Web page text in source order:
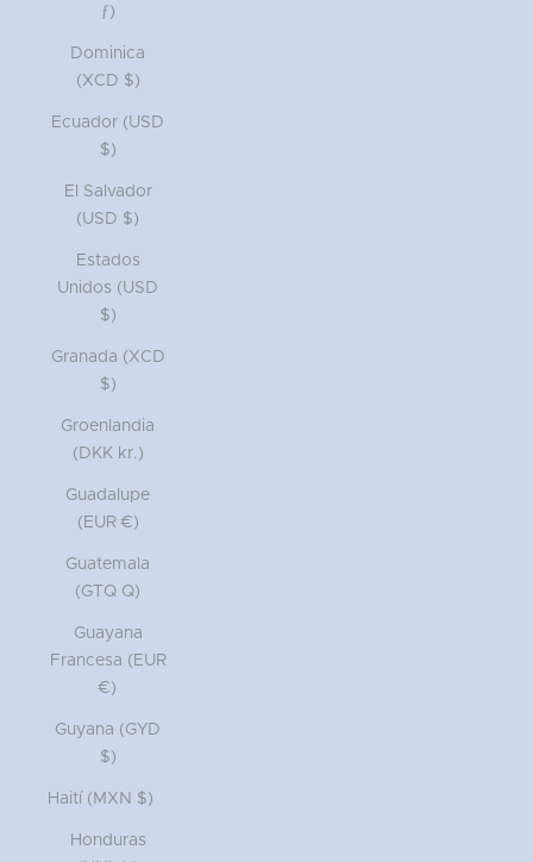
ƒ)
Dominica
(XCD $)
Ecuador (USD
$)
El Salvador
(USD $)
Estados
Unidos (USD
$)
Granada (XCD
$)
Groenlandia
(DKK kr.)
Guadalupe
(EUR €)
Guatemala
(GTQ Q)
Guayana
Francesa (EUR
€)
Guyana (GYD
$)
Haití (MXN $)
Honduras